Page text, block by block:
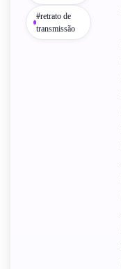
#retrato de
transmissão